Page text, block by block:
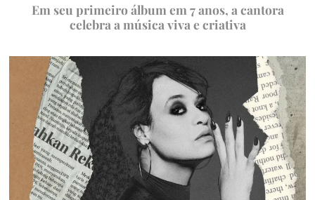
Em seu primeiro álbum em 7 anos, a cantora
celebra a música viva e criativa